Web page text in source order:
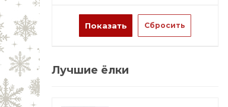
Лучшие ёлки